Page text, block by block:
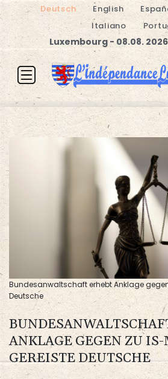
Deutsch English
Italiano
Luxembourg - 08.08.
Bundesanwaltschaft erhebt Anklage
Deutsche
ANKLAGE GEGEN ZU
GEREISTE DEUTSCHE